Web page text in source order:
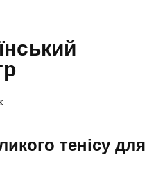
тенісу для